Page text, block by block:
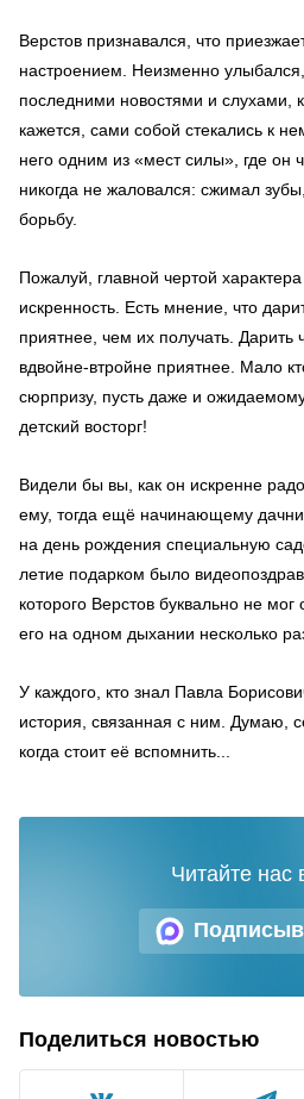
Верстов признавался, что
настроением. Неизменно
последними новостями и слухами,
кажется, сами собой стекались к
него одним из «мест силы», где он
никогда не жаловался: сжимал
борьбу.
Пожалуй, главной чертой
искренность. Есть мнение, что
приятнее, чем их получать. Дарить
вдвойне-втройне приятнее. Мало
сюрпризу, пусть даже и
детский восторг!
Видели бы вы, как он искренне
ему, тогда ещё начинающему
на день рождения специальную
летие подарком было
которого Верстов буквально не
его на одном дыхании несколько
У каждого, кто знал Павла
история, связанная с ним. Думаю,
когда стоит её вспомнить...
Читайте нас
Поделиться новостью